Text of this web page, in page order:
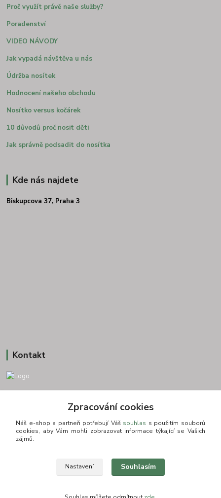
Proč využít právě naše služby?
Poradenství
VIDEO NÁVODY
Jak vypadá návštěva u nás
Údržba nosítek
Hodnocení našeho obchodu
Nosítko versus kočárek
10 důvodů proč nosit děti
Jak správně podsadit do nosítka
Kde nás najdete
Biskupcova 37, Praha 3
Kontakt
+420 775693830
Otevírací doba: PO-PÁ: 9:00-16:00 NUTNÁ REZERVACE
info@zkusnositko.cz
© Copyright 2015-2026 ZkusNositko.cz
Zpracování cookies
Náš e-shop a partneři potřebují Váš souhlas s použitím souborů
cookies, aby Vám mohli zobrazovat informace týkající se Vašich
zájmů.
Nastavení Souhlasím